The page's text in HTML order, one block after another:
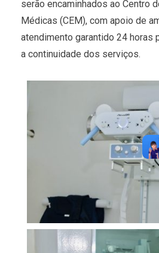
serão encaminhados ao Centro
Médicas (CEM), com apoio de
atendimento garantido 24 horas
a continuidade dos serviços.